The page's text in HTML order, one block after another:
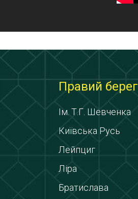
Правий берег
Ім. Т.Г. Шевченка
Київська Русь
Лейпциг
Ліра
Братислава